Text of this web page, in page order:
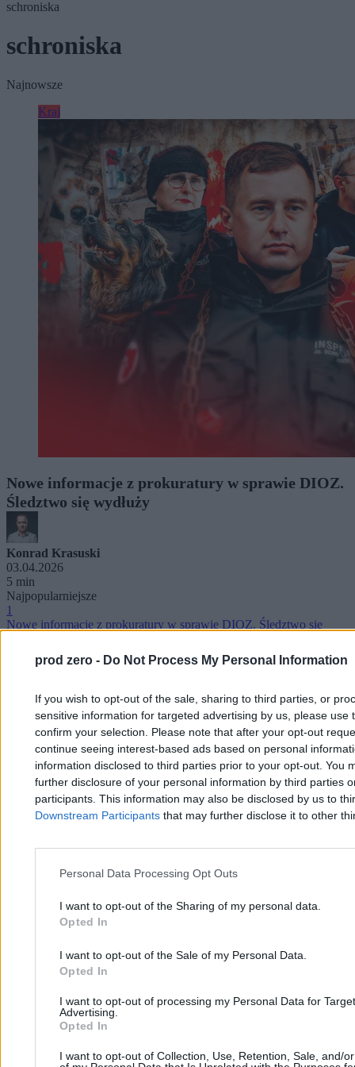
prod zero - Do Not Process My Personal Information
If you wish to opt-out of the sale, sharing to third parties, or
sensitive information for targeted advertising by us, please use
confirm your selection. Please note that after your opt-out
continue seeing interest-based ads based on personal
information disclosed to third parties prior to your opt-out. You
further disclosure of your personal information by third parties
participants. This information may also be disclosed by us to
Downstream Participants that may further disclose it to other
Personal Data Processing Opt Outs
I want to opt-out of the Sharing of my personal data.
Opted In
I want to opt-out of the Sale of my Personal Data.
Opted In
I want to opt-out of processing my Personal Data for
Advertising.
Opted In
I want to opt-out of Collection, Use, Retention, Sale, and/
schroniska
schroniska
Najnowsze
Kraj
Nowe informacje z prokuratury w sprawie DIOZ.
Śledztwo się wydłuży
Konrad Krasuski
03.04.2026
5 min
Najpopularniejsze
1
Nowe informacje z prokuratury w sprawie DIOZ. Śledztwo się
Zero.pl
Redakcja
Tematy
Biznes
Moto
Regulamin